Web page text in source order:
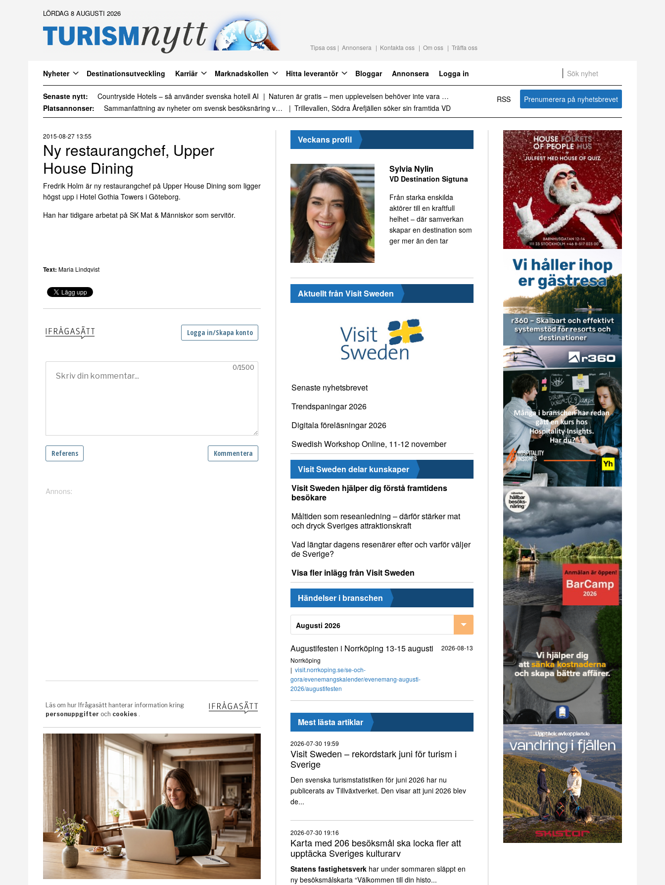
LÖRDAG 8 AUGUSTI 2026
Tipsa oss Annonsera Kontakta oss Om oss Träffa oss
Nyheter Destinationsutveckling Karriär Marknadskollen Hitta leverantör Bloggar Annonsera Logga in
Senaste nytt: Daftöland investerar 9 miljoner i ny attraktion 2027
Det är inte för många turister. Det är för lite styrning
Platsannonser:
Sammanfattning av nyheter om svensk besöksnäring vecka 28 2026
RSS Prenumerera på nyhetsbrevet
2015-08-27 13:55
Ny restaurangchef, Upper
House Dining
Fredrik Holm är ny restaurangchef på Upper House Dining som ligger
högst upp i Hotel Gothia Towers i Göteborg.
Han har tidigare arbetat på SK Mat & Människor som servitör.
Text: Maria Lindqvist
Veckans profil
Sylvia Nylin
VD Destination Sigtuna
Från starka enskilda
aktörer till en kraftfull
helhet – där samverkan
skapar en destination som
ger mer än den tar
Aktuellt från Visit Sweden
Senaste nyhetsbrevet
Trendspaningar 2026
Digitala föreläsningar 2026
Swedish Workshop Online, 11-12 november
Visit Sweden delar kunskaper
Visit Sweden hjälper dig förstå framtidens
besökare
Måltiden som reseanledning – därför stärker mat
och dryck Sveriges attraktionskraft
Vad längtar dagens resenärer efter och varför väljer
de Sverige?
Visa fler inlägg från Visit Sweden
Händelser i branschen
Augusti 2026
Augustifesten i Norrköping 13-15 augusti
2026-08-13
Norrköping
visit.norrkoping.se/se-och-
gora/evenemangskalender/evenemang-augusti-
2026/augustifesten
Mest lästa artiklar
2026-07-30 19:59
Visit Sweden – rekordstark juni för turism i
Sverige
Den svenska turismstatistiken för juni 2026 har nu
publicerats av Tillväxtverket. Den visar att juni 2026 blev
de...
2026-07-30 19:16
Karta med 206 besöksmål ska locka fler att
upptäcka Sveriges kulturarv
Statens fastighetsverk har under sommaren släppt en
ny besöksmålskarta “Välkommen till din histo...